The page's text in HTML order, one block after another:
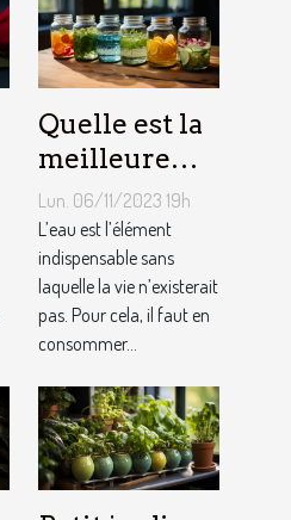
Quelle est la
meilleure
quantité
d’eau qu’il
faut au
quotidien ?
Lun. 06/11/2023 19h
L’eau est l’élément
indispensable sans
laquelle la vie n’existerait
pas. Pour cela, il faut en
consommer...